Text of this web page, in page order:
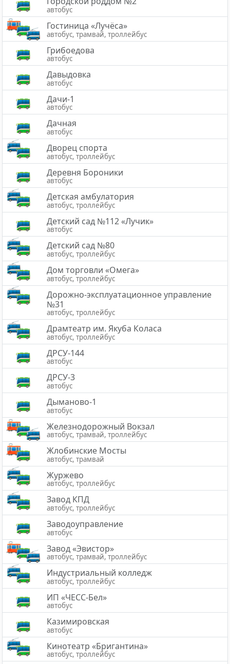
автобус
Гостиница «Лучёса»
автобус, трамвай, троллейбус
Грибоедова
автобус
Давыдовка
автобус
Дачи-1
автобус
Дачная
автобус
Дворец спорта
автобус, троллейбус
Деревня Бороники
автобус
Детская амбулатория
автобус, троллейбус
Детский сад №112 «Лучик»
автобус
Детский сад №80
автобус, троллейбус
Дом торговли «Омега»
автобус, троллейбус
Дорожно-эксплуатационное управление
№31
автобус, троллейбус
Драмтеатр им. Якуба Коласа
автобус, троллейбус
ДРСУ-144
автобус
ДРСУ-3
автобус
Дыманово-1
автобус
Железнодорожный Вокзал
автобус, трамвай, троллейбус
Жлобинские Мосты
автобус, трамвай
Журжево
автобус, троллейбус
Завод КПД
автобус, троллейбус
Заводоуправление
автобус
Завод «Эвистор»
автобус, трамвай, троллейбус
Индустриальный колледж
автобус, троллейбус
ИП «ЧЕСС-Бел»
автобус
Казимировская
автобус
Кинотеатр «Бригантина»
автобус, троллейбус